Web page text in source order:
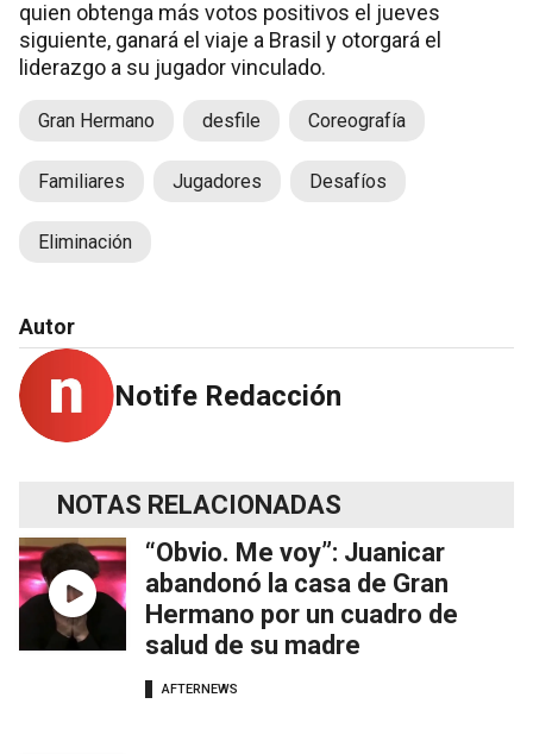
quien obtenga más votos positivos el jueves
siguiente, ganará el viaje a Brasil y otorgará el
liderazgo a su jugador vinculado.
Gran Hermano desfile Coreografía
Familiares Jugadores Desafíos
Eliminación
Autor
Notife Redacción
NOTAS RELACIONADAS
“Obvio. Me voy”: Juanicar
abandonó la casa de Gran
Hermano por un cuadro de
salud de su madre
AFTERNEWS